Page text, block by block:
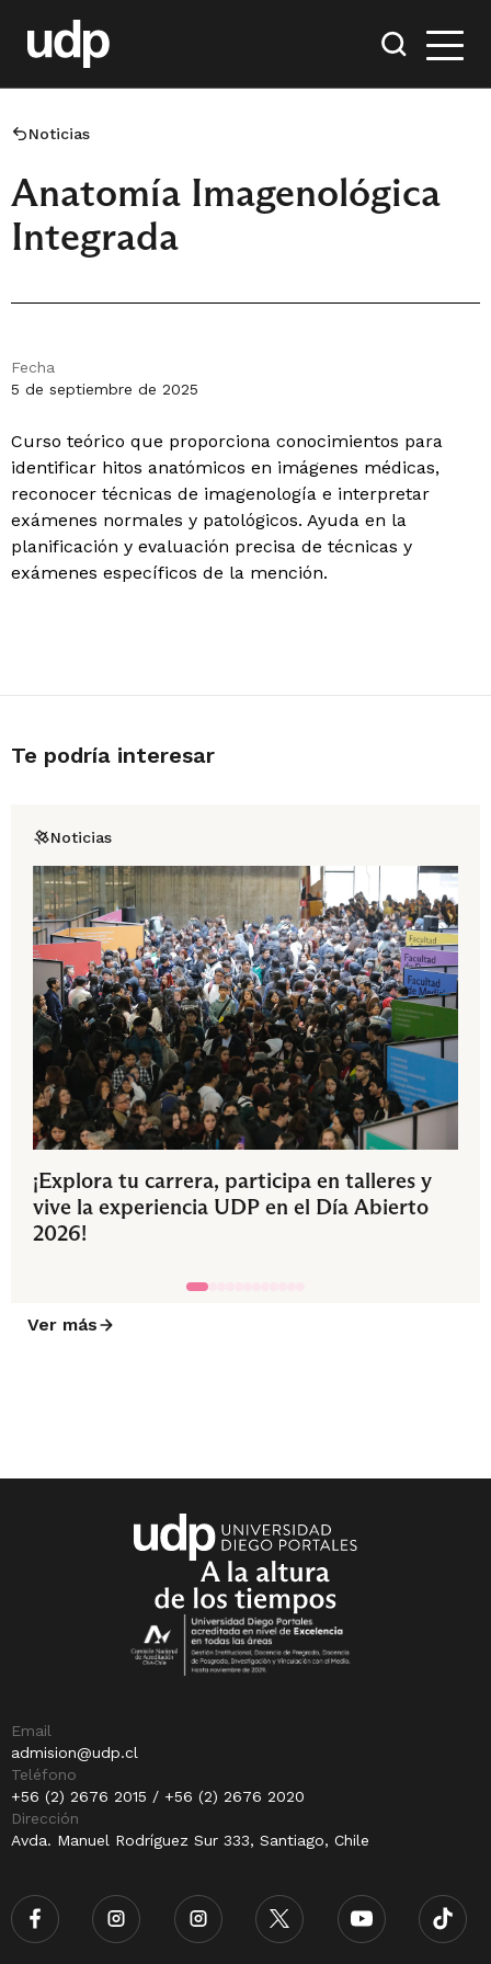
Noticias
Anatomía Imagenológica
Integrada
Fecha
5 de septiembre de 2025
Curso teórico que proporciona conocimientos para
identificar hitos anatómicos en imágenes médicas,
reconocer técnicas de imagenología e interpretar
exámenes normales y patológicos. Ayuda en la
planificación y evaluación precisa de técnicas y
exámenes específicos de la mención.
Te podría interesar
Noticias
¡Explora tu carrera, participa en talleres y
vive la experiencia UDP en el Día Abierto
2026!
Ver más
Email
admision@udp.cl
Teléfono
+56 (2) 2676 2015 / +56 (2) 2676 2020
Dirección
Avda. Manuel Rodríguez Sur 333, Santiago, Chile